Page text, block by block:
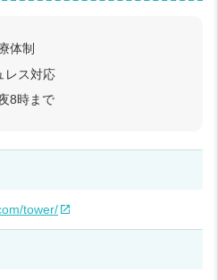
体制
レス対応
8時まで
tower/